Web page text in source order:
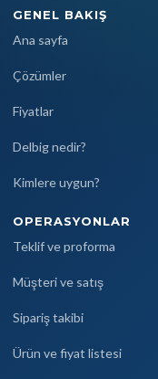
GENEL BAKIŞ
Ana sayfa
Çözümler
Fiyatlar
Delbig nedir?
Kimlere uygun?
OPERASYONLAR
Teklif ve proforma
Müşteri ve satış
Sipariş takibi
Ürün ve fiyat listesi